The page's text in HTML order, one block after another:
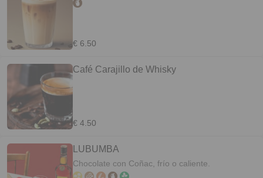
€ 6.50
Café Carajillo de Whisky
€ 4.50
LUBUMBA
Chocolate con Coñac, frío o caliente.